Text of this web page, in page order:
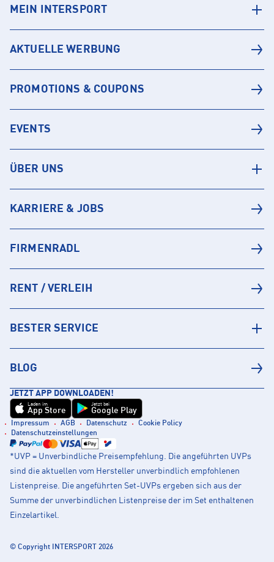
MEIN INTERSPORT
AKTUELLE WERBUNG
PROMOTIONS & COUPONS
EVENTS
ÜBER UNS
KARRIERE & JOBS
FIRMENRADL
RENT / VERLEIH
BESTER SERVICE
BLOG
JETZT APP DOWNLOADEN!
Laden im
App Store
Jetzt bei
Google Play
Impressum AGB Datenschutz
Cookie Policy
Datenschutzeinstellungen
*UVP = Unverbindliche Preisempfehlung. Die angeführten UVPs
sind die aktuellen vom Hersteller unverbindlich empfohlenen
Listenpreise. Die angeführten Set-UVPs ergeben sich aus der
Summe der unverbindlichen Listenpreise der im Set enthaltenen
Einzelartikel.
© Copyright INTERSPORT 2026